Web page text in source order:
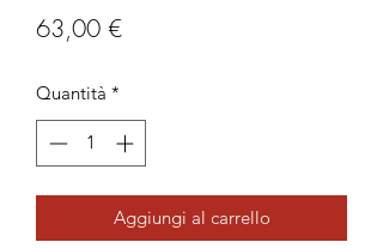
63,00 €Prezzo
Quantità *
Aggiungi al carrello